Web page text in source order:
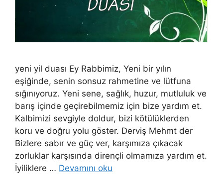
yeni yil duası Ey Rabbimiz, Yeni bir yılın
eşiğinde, senin sonsuz rahmetine ve lütfuna
sığınıyoruz. Yeni sene, sağlık, huzur, mutluluk ve
barış içinde geçirebilmemiz için bize yardım et.
Kalbimizi sevgiyle doldur, bizi kötülüklerden
koru ve doğru yolu göster. Derviş Mehmt der
Bizlere sabır ve güç ver, karşımıza çıkacak
zorluklar karşısında dirençli olmamıza yardım et.
İyiliklere … Devamını oku